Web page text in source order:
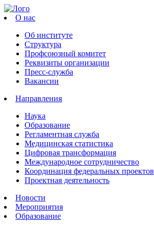
О нас
Об институте
Структура
Профсоюзный комитет
Реквизиты организации
Пресс-служба
Вакансии
Направления
Наука
Образование
Регламентная служба
Медицинская статистика
Цифровая трансформация
Международное сотрудничество
Координация федеральных проектов
Проектная деятельность
Новости
Мероприятия
Образование